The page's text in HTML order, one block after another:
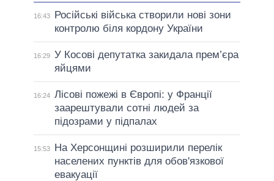
16:43
Російські війська створили нові зони
контролю біля кордону України
16:29 У Косові депутатка закидала прем’єра
яйцями
16:24 Лісові пожежі в Європі: у Франції
заарештували сотні людей за
підозрами у підпалах
15:53
На Херсонщині розширили перелік
населених пунктів для обов'язкової
евакуації